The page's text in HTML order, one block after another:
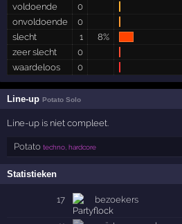
voldoende
0
onvoldoende
0
slecht
1
8%
zeer slecht
0
waardeloos
0
Line-upPotato Solo
Line-up is niet compleet.
Potato techno, hardcore
Statistieken
17 bezoekers